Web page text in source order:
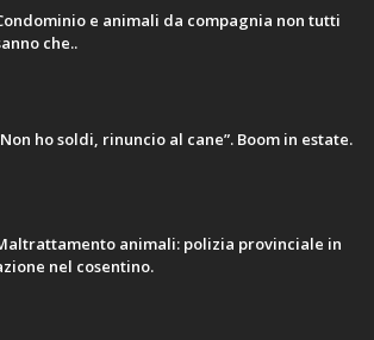
e animali da compagnia non tutti
che..
ho soldi, rinuncio al cane”. Boom in estate.
animali: polizia provinciale in
nel cosentino.